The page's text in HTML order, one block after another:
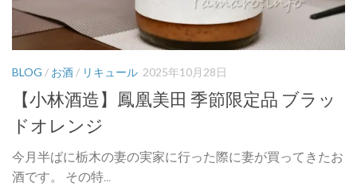
BLOG / お酒/ リキュール 2025年10月28日
【小林酒造】鳳凰美田 季節限定品 ブラッ
ドオレンジ
今月半ばに栃木の妻の実家に行った際に妻が買ってきたお
酒です。 その特...